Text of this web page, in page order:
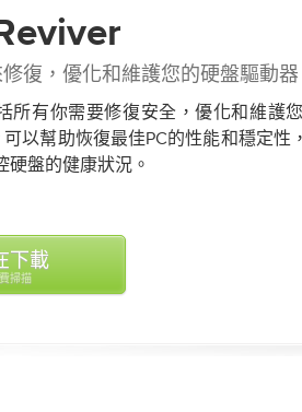
復，優化和維護您的硬盤驅動器
所有你需要修復安全，優化和維護
可以幫助恢復最佳PC的性能和穩定性
硬盤的健康狀況。
下載
掃描